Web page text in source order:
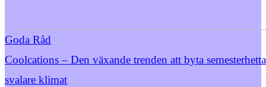
Goda Råd
Coolcations – Den växande trenden att byta
svalare klimat